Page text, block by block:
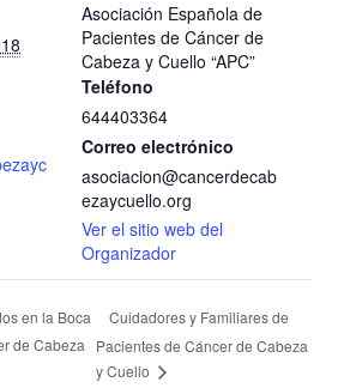
Asociación Española de
Pacientes de Cáncer de
Cabeza y Cuello “APC”
Teléfono
644403364
Correo electrónico
asociacion@cancerdecab
ezaycuello.org
Ver el sitio web del
Organizador
en la Boca
de Cabeza
Cuidadores y Familiares de
Pacientes de Cáncer de Cabeza
y Cuello